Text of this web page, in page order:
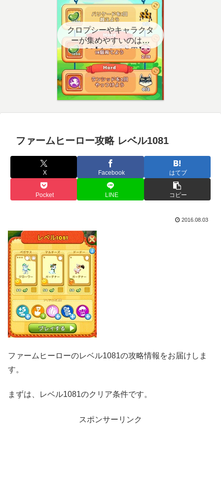
クロプシーやキャラクタ
ーが集めやすいのはど
こ？【クエスト用】
ファームヒーロー攻略 レベル1081
X Facebook はてブ
Pocket LINE コピー
2016.08.03
ファームヒーローのレベル1081の攻略情報をお届けしま
す。
まずは、レベル1081のクリア条件です。
スポンサーリンク